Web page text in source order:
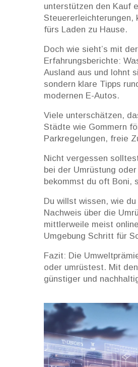
unterstützen den Kauf
Steuererleichterungen,
fürs Laden zu Hause.
Doch wie sieht’s mit
Erfahrungsberichte:
Ausland aus und lohnt
sondern klare Tipps
modernen E-Autos.
Viele unterschätzen,
Städte wie Gommern
Parkregelungen, freie
Nicht vergessen
bei der Umrüstung
bekommst du oft Boni,
Du willst wissen, wie
Nachweis über die
mittlerweile meist
Umgebung Schritt für
Fazit: Die
oder umrüstest. Mit
günstiger und